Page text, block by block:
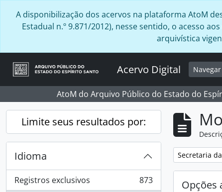
A disponibilização dos acervos na plataforma AtoM
Estadual n.º 9.871/2012), nesse sentido, o acesso
arquivística
Acervo Digital Navegar
AtoM do Arquivo Público do Estado do
Limite seus resultados por:
Idioma
Registros exclusivos
, 873 resultados
873
Remover
Secretaria
Opções